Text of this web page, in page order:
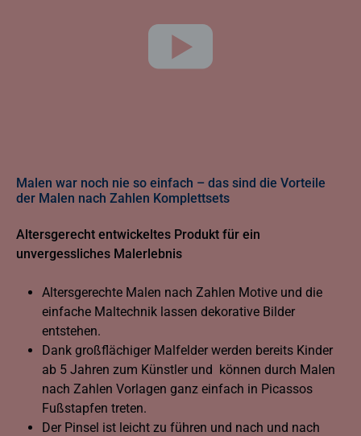
Malen war noch nie so einfach – das sind die Vorteile
der Malen nach Zahlen Komplettsets
Altersgerecht entwickeltes Produkt für ein
unvergessliches Malerlebnis
Altersgerechte Malen nach Zahlen Motive und die
einfache Maltechnik lassen dekorative Bilder
entstehen.
Dank großflächiger Malfelder werden bereits Kinder
ab 5 Jahren zum Künstler und können durch Malen
nach Zahlen Vorlagen ganz einfach in Picassos
Fußstapfen treten.
Der Pinsel ist leicht zu führen und nach und nach